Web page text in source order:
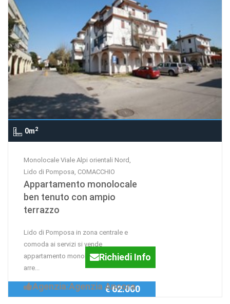
0m2
Monolocale Viale Alpi orientali Nord,
Lido di Pomposa, COMACCHIO
Appartamento monolocale
ben tenuto con ampio
terrazzo
Lido di Pomposa in zona centrale e
comoda ai servizi si vende
appartamento monolocale finemente
arre...
Richiedi Info
Agenzia:Agenzia Ancora
€ 62.000